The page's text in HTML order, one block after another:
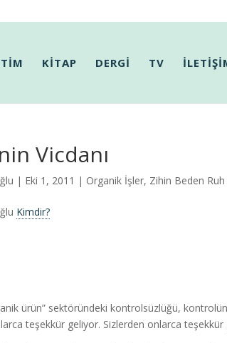
KİTAP DERGİ TV
Vicdanı
| Eki 1, 2011 | Organik İşler, Zihin Beden Ruh
Kimdir?
ürün” sektöründeki kontrolsüzlüğü,
teşekkür geliyor. Sizlerden onlarca teşekkür